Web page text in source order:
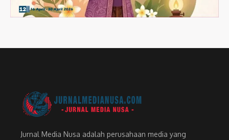
Jurnal Media Nusa adalah perusahaan media yang